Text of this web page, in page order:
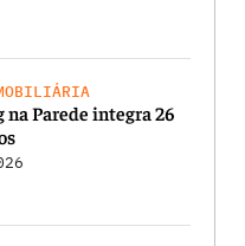
na Parede integra 26